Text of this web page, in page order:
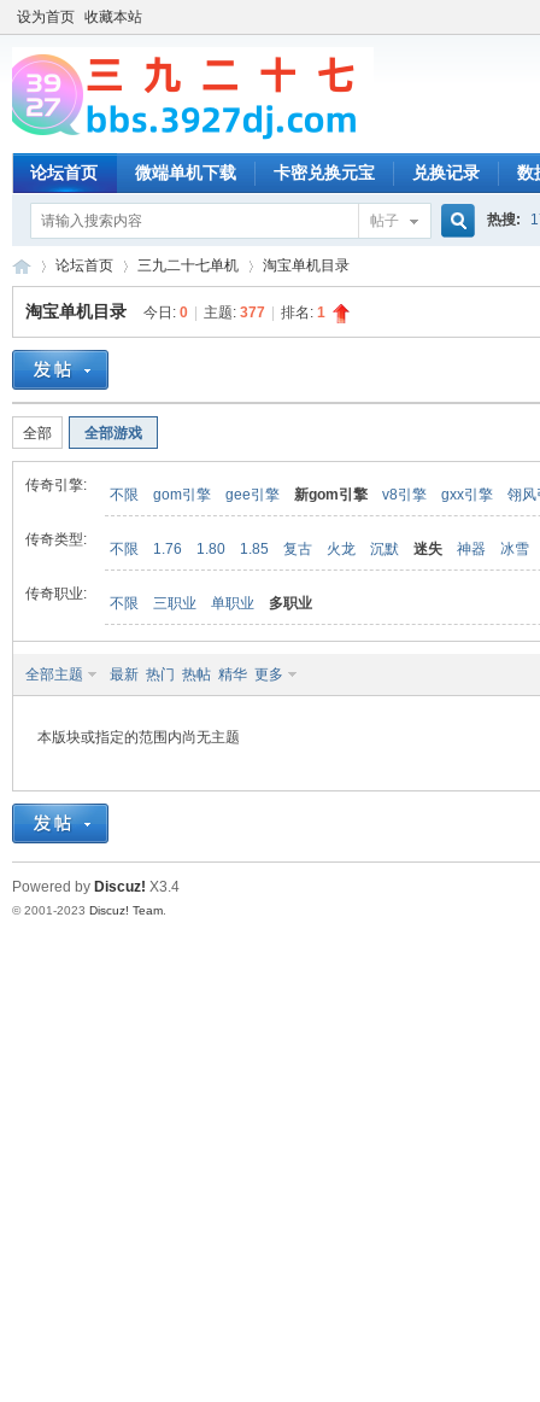
设为首页 收藏本站
论坛首页 微端单机下载 卡密兑换元宝 兑换记录 数
帖子 热搜:
»
论坛首页 三九二十七单机 淘宝单机目录
淘宝单机目录 今日: 0 主题: 377 排名: 1
全部 全部游戏
传奇引擎:
不限 gom引擎 gee引擎 新gom引擎 v8引擎 gxx引擎 翎风
传奇类型:
不限 1.76 1.80 1.85 复古 火龙 沉默 迷失 神器 冰雪
传奇职业:
不限 三职业 单职业 多职业
全部主题 最新 热门 热帖 精华 更多
本版块或指定的范围内尚无主题
Powered by Discuz! X3.4
© 2001-2023 Discuz! Team.